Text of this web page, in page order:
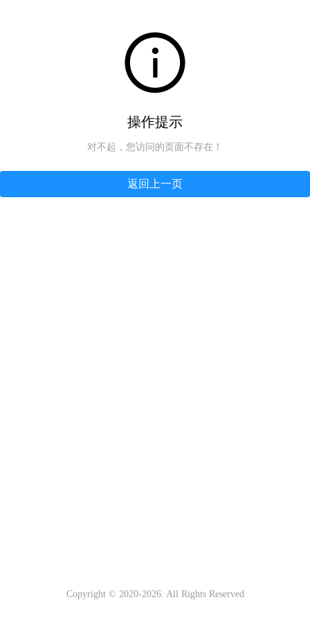
操作提示
对不起，您访问的页面不存在！
返回上一页
Copyright © 2020-2026. All Rights Reserved